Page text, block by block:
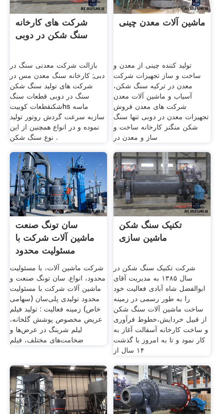
شرکت های کارخانه
سنگ شکن در دوبی
بازالت شرکت معدنی سنگ در
دبی; کارخانه سنگ معدن مس در
شرکت های تولید سنگ شکن
سنگ در دوبی قطعات سنگ
شکنقطعات کوبیتhs ماسه
سازبه سرعت گردش روتور تولید
نموده و در انواع همچنین از این
نوع سنگ شکن .
ماشین آلات معدن چینی
تولید کننده چینی از معدن و
ساخت و ساز تجهیزات شرکت
معدن در ترکیه سنگ شکن،
آسیاب و ماشین آلات معدن
شرکت های معدن فروش
تجهیزات معدن در دوبی تنها سنگ
شکن منگنز کارخانه ساخت و
ساز و معدن در
سان تونگ صنعت
ماشین آلات شرکت با
مسئولیت محدود
شرکت ماشین آلات، با مسئولیت
محدود، انواع. سان تونگ صنعت و
ماشین آلات شرکت با مسئولیت
محدود تولیدی پلی‌سان (سهامی
خاص) زمینه فعالیت : تولید فیلم
عریض مخصوص پوشش گلخانه،
لیلم شرینگ در عرض‌ها و
ضخامت‌های مختلف، فیلم
تکنیک سنگ شکن
ماشین سازی
شرکت تکنیک سنگ شکن در
سال ۱۳۸۵ به مدیریت آقای
ابوالفضل شاه آبادی فعالیت خود
را به طور رسمی در زمینه
ساخت ماشین آلات سنگ شکن
از قبیل خردایش،خطوط فرآوری
و ساخت کارخانه آسفالت آغاز به
کار نمود و تا به امروز با گذشت
۱۴ سال از